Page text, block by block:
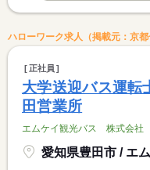
ハローワーク求人（掲載元：京都
正社員
大学送迎バス運転
田営業所
エムケイ観光バス 株式会社